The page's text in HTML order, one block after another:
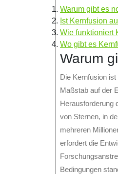
Warum gibt es
Ist Kernfusion
Wie funktioniert
Wo gibt es
Warum
Die Kernfusion
Maßstab auf der
Herausforderung
von Sternen, in
mehreren
erfordert die
Bedingungen